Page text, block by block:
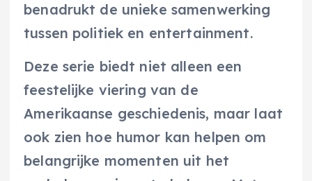
benadrukt de unieke samenwerking
tussen politiek en entertainment.
Deze serie biedt niet alleen een
feestelijke viering van de
Amerikaanse geschiedenis, maar laat
ook zien hoe humor kan helpen om
belangrijke momenten uit het